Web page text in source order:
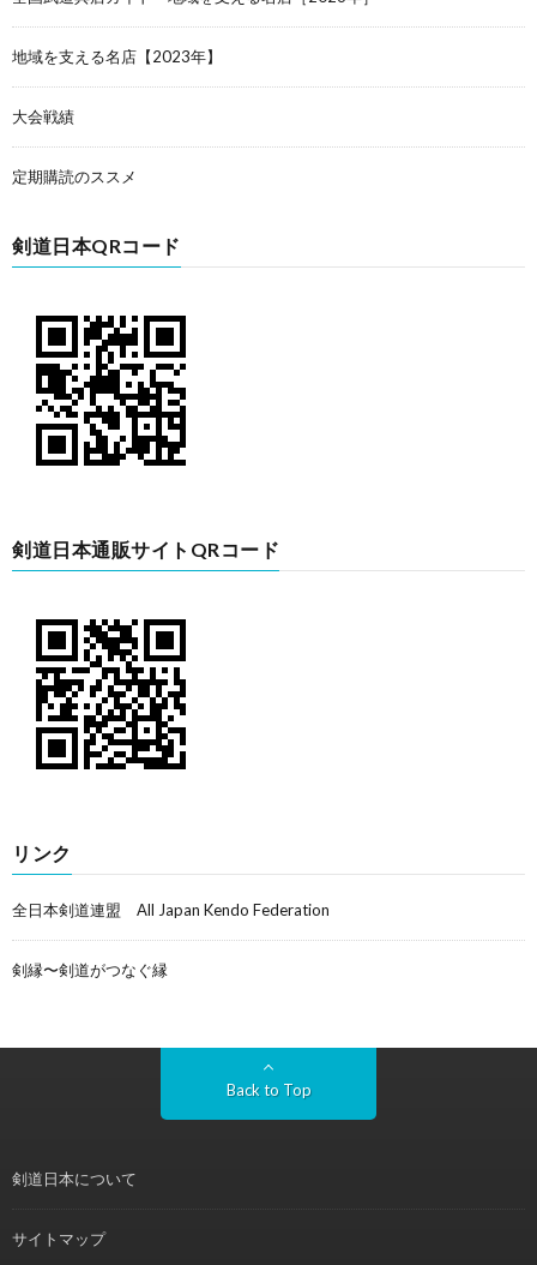
地域を支える名店【2023年】
大会戦績
定期購読のススメ
剣道日本QRコード
剣道日本通販サイトQRコード
リンク
全日本剣道連盟 All Japan Kendo Federation
剣縁〜剣道がつなぐ縁
Back to Top
剣道日本について
サイトマップ